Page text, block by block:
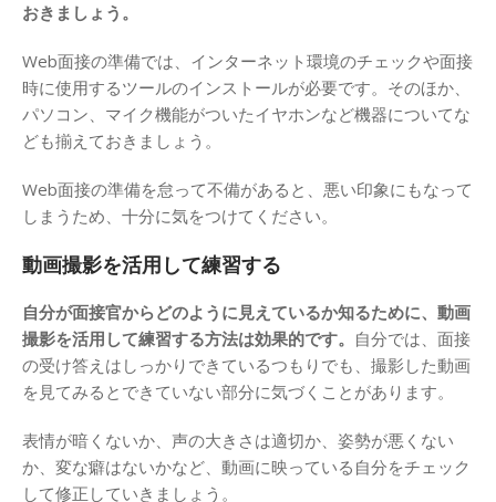
おきましょう。
Web面接の準備では、インターネット環境のチェックや面接
時に使用するツールのインストールが必要です。そのほか、
パソコン、マイク機能がついたイヤホンなど機器についてな
ども揃えておきましょう。
Web面接の準備を怠って不備があると、悪い印象にもなって
しまうため、十分に気をつけてください。
動画撮影を活用して練習する
自分が面接官からどのように見えているか知るために、動画
撮影を活用して練習する方法は効果的です。 自分では、面接
の受け答えはしっかりできているつもりでも、撮影した動画
を見てみるとできていない部分に気づくことがあります。
表情が暗くないか、声の大きさは適切か、姿勢が悪くない
か、変な癖はないかなど、動画に映っている自分をチェック
して修正していきましょう。